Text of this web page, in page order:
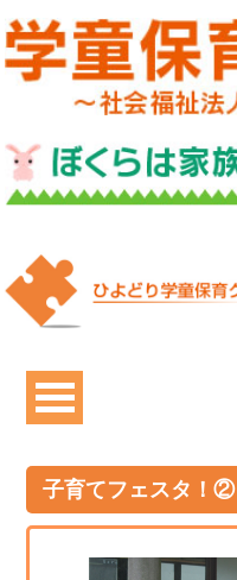
子育てフェスタ！②